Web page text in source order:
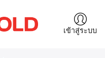
เข้าสู่ระบบ